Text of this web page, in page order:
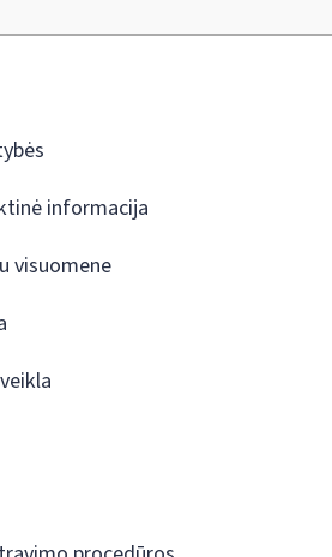
informacija
visuomene